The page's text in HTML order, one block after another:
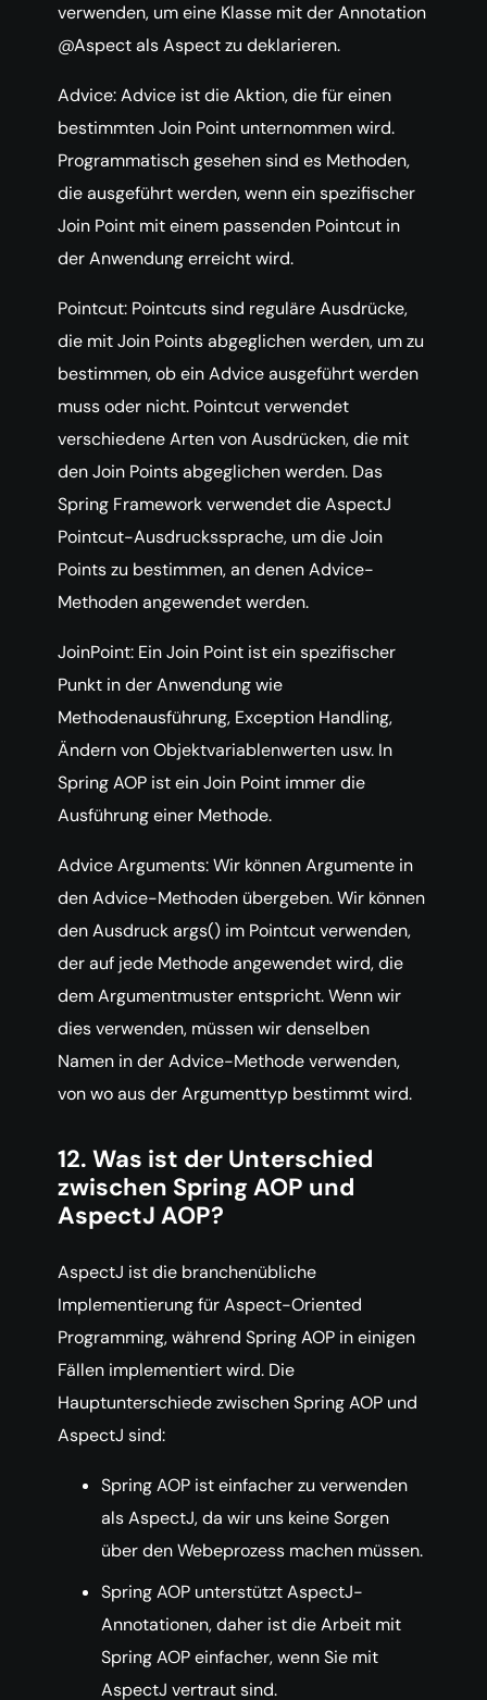
verwenden, um eine Klasse mit der Annotation
@Aspect als Aspect zu deklarieren.
Advice: Advice ist die Aktion, die für einen
bestimmten Join Point unternommen wird.
Programmatisch gesehen sind es Methoden,
die ausgeführt werden, wenn ein spezifischer
Join Point mit einem passenden Pointcut in
der Anwendung erreicht wird.
Pointcut: Pointcuts sind reguläre Ausdrücke,
die mit Join Points abgeglichen werden, um zu
bestimmen, ob ein Advice ausgeführt werden
muss oder nicht. Pointcut verwendet
verschiedene Arten von Ausdrücken, die mit
den Join Points abgeglichen werden. Das
Spring Framework verwendet die AspectJ
Pointcut-Ausdruckssprache, um die Join
Points zu bestimmen, an denen Advice-
Methoden angewendet werden.
JoinPoint: Ein Join Point ist ein spezifischer
Punkt in der Anwendung wie
Methodenausführung, Exception Handling,
Ändern von Objektvariablenwerten usw. In
Spring AOP ist ein Join Point immer die
Ausführung einer Methode.
Advice Arguments: Wir können Argumente in
den Advice-Methoden übergeben. Wir können
den Ausdruck args() im Pointcut verwenden,
der auf jede Methode angewendet wird, die
dem Argumentmuster entspricht. Wenn wir
dies verwenden, müssen wir denselben
Namen in der Advice-Methode verwenden,
von wo aus der Argumenttyp bestimmt wird.
12. Was ist der Unterschied
zwischen Spring AOP und
AspectJ AOP?
AspectJ ist die branchenübliche
Implementierung für Aspect-Oriented
Programming, während Spring AOP in einigen
Fällen implementiert wird. Die
Hauptunterschiede zwischen Spring AOP und
AspectJ sind:
Spring AOP ist einfacher zu verwenden
als AspectJ, da wir uns keine Sorgen
über den Webeprozess machen müssen.
Spring AOP unterstützt AspectJ-
Annotationen, daher ist die Arbeit mit
Spring AOP einfacher, wenn Sie mit
AspectJ vertraut sind.